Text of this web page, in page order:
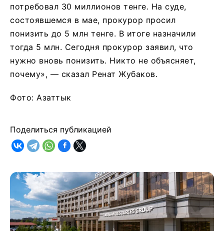
потребовал 30 миллионов тенге. На суде,
состоявшемся в мае, прокурор просил
понизить до 5 млн тенге. В итоге назначили
тогда 5 млн. Сегодня прокурор заявил, что
нужно вновь понизить. Никто не объясняет,
почему», ― сказал Ренат Жубаков.
Фото: Азаттык
Поделиться публикацией